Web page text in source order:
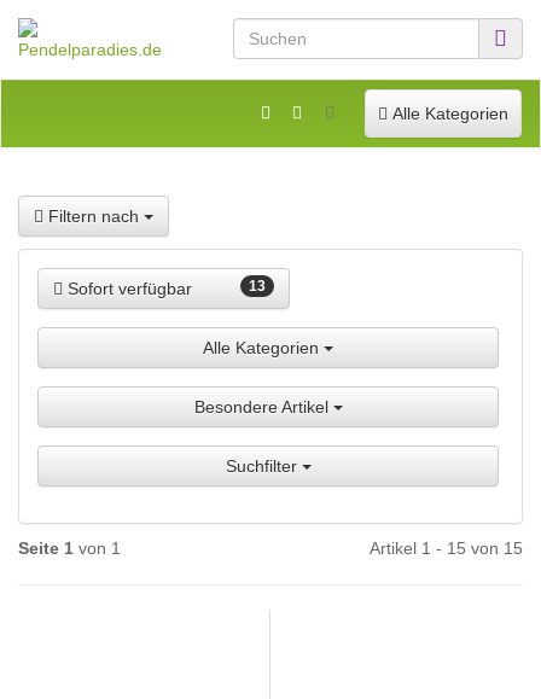
Toggle navigation
Alle Kategorien
Filtern nach
13
Sofort verfügbar
Alle Kategorien
Besondere Artikel
Suchfilter
Seite 1 von 1 Artikel 1 - 15 von 15